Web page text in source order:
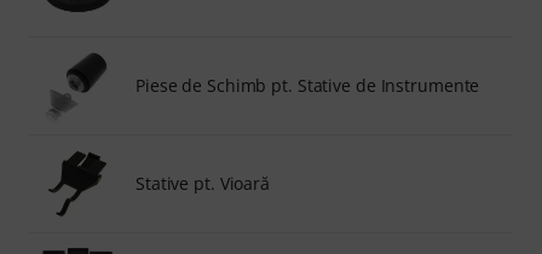
Piese de Schimb pt. Stative de Instrumente
Stative pt. Vioară